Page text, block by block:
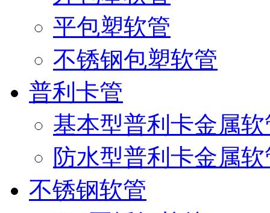
平包塑软管
不锈钢包塑软管
普利卡管
基本型普利卡金属软
防水型普利卡金属
不锈钢软管